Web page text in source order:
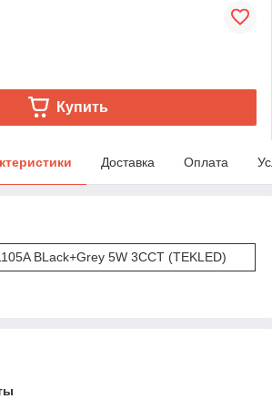
Купить
Доставка Оплата
BLack+Grey 5W 3CCT (TEKLED)